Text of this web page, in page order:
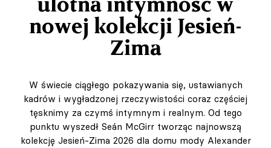
nowej kolekcji Jesień-
Zima
W świecie ciągłego pokazywania się, ustawianych
kadrów i wygładzonej rzeczywistości coraz częściej
tęsknimy za czymś intymnym i realnym. Od tego
punktu wyszedł Seán McGirr tworząc najnowszą
kolekcję Jesień-Zima 2026 dla domu mody Alexander